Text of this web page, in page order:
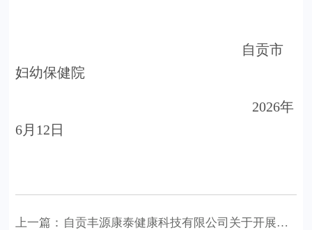
自贡市
妇幼保健院
2026年
6月 12 日
上一篇：
自贡丰源康泰健康科技有限公司关于开展一站式管家服务项目市场调查 公告